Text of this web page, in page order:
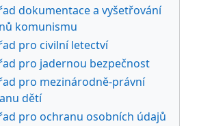
dokumentace a vyšetřování
komunismu
pro civilní letectví
pro jadernou bezpečnost
pro mezinárodně-právní
dětí
pro ochranu osobních údajů